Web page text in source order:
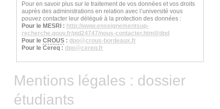
Pour en savoir plus sur le traitement de vos données et vos droits
auprès des administrations en relation avec l’université vous
pouvez contacter leur délégué à la protection des données :
Pour le MESRI : http://www.enseignementsup-
recherche.gouv.fr/pid24747/nous-contacter.html#dpd
Pour leCROUS : dpo@crous-bordeaux.fr
Pour le Cereq : dpo@cereq.fr
Mentions légales : dossier
étudiants